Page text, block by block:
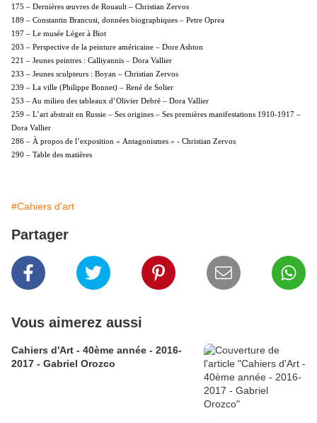
175 – Dernières œuvres de Rouault – Christian Zervos
189 – Constantin Brancusi, données biographiques – Petre Oprea
197 – Le musée Léger à Biot
203 – Perspective de la peinture américaine – Dore Ashton
221 – Jeunes peintres : Calliyannis – Dora Vallier
233 – Jeunes sculpteurs : Boyan – Christian Zervos
239 – La ville (Philippe Bonnet) – René de Solier
253 – Au milieu des tableaux d’Olivier Debré – Dora Vallier
259 – L’art abstrait en Russie – Ses origines – Ses premières manifestations 1910-1917 –
Dora Vallier
286 – À propos de l’exposition « Antagonismes » - Christian Zervos
290 – Table des matières
#Cahiers d'art
Partager
Vous aimerez aussi
Cahiers d'Art - 40ème année - 2016-
2017 - Gabriel Orozco